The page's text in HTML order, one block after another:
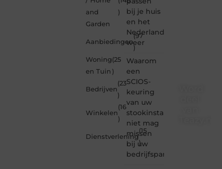
and
Garden
)
Aanbiedingen
(97
)
Woning
en Tuin
(25
)
Bedrijven
(23
)
Winkelen
(16
)
Dienstverlening
(15
)
bij je huis
en het
Nederlandse
weer
Waarom
een
SCIOS-
keuring
van uw
stookinstallatie
niet mag
missen
bij uw
bedrijfspand